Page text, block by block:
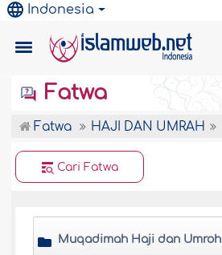
Indonesia
Fatwa
Fatwa HAJI DAN UMRAH
Cari Fatwa
Muqadimah Haji dan Umroh